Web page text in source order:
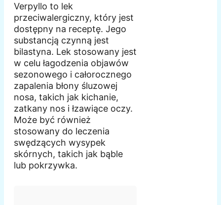
Verpyllo to lek
przeciwalergiczny, który jest
dostępny na receptę. Jego
substancją czynną jest
bilastyna. Lek stosowany jest
w celu łagodzenia objawów
sezonowego i całorocznego
zapalenia błony śluzowej
nosa, takich jak kichanie,
zatkany nos i łzawiące oczy.
Może być również
stosowany do leczenia
swędzących wysypek
skórnych, takich jak bąble
lub pokrzywka.